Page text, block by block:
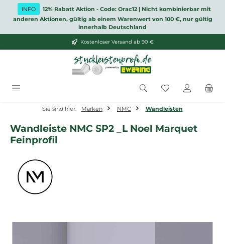
Zum Hauptinhalt springen
INFO
12% Rabatt Aktion - Code: Orac12 | Nicht kombinierbar mit
anderen Aktionen, gültig ab einem Warenwert von 100 €, nur gültig
innerhalb Deutschland
Kostenloser Versand ab 90 €
Du hast 0
Sie sind hier: Marken NMC Wandleisten
Wandleiste NMC SP2 _L Noel Marquet
Feinprofil